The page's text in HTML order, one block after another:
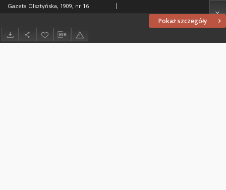
Pokaż szczegóły
Gazeta Olsztyńska, 1909, nr 16